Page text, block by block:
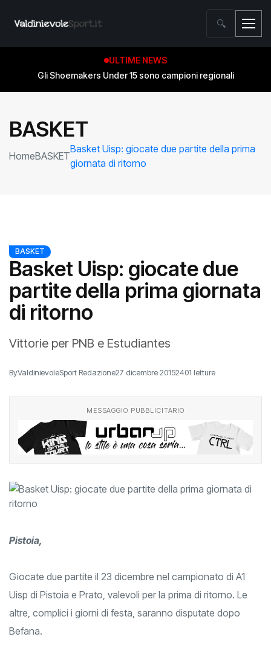
🔍
ULTIME NEWS
Gli Shoemakers Under 15 sono campioni regionali
BASKET
HomeBASKET
Basket Uisp: giocate due partite della prima
giornata di ritorno
BASKET
Basket Uisp: giocate due
partite della prima giornata
di ritorno
Vittorie per PNB e Estudiantes
ByValdinievoleSport Redazione27 dicembre 20152401 letture
MESSAGGIO PUBBLICITARIO
Pistoia,
Giocate due partite il 23 dicembre nel campionato di A1
Uisp di Pistoia e Prato, valevoli per la prima di ritorno. Le
altre, complici i giorni di festa, saranno disputate dopo
Befana.